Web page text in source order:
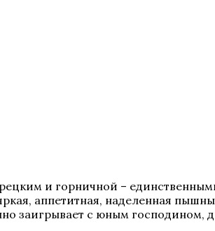
и горничной –
аппетитная, наделенная
заигрывает с юным господином,